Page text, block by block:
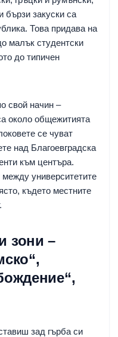
бързи закуски са
Това придава на
малък студентски
до типичен
свой начин –
около общежитията
се чуват
над Благоевградска
към центъра.
университетите
където местните
зони –
зад гърба си